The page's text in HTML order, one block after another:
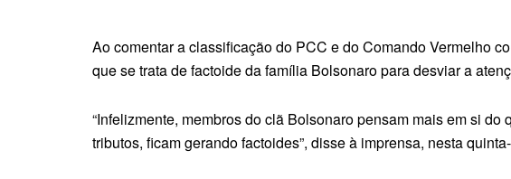
Ao comentar a classificação do PCC e do Comando Vermelho
que se trata de factoide da família Bolsonaro para desviar a
“Infelizmente, membros do clã Bolsonaro pensam mais em si
tributos, ficam gerando factoides”, disse à imprensa, nesta